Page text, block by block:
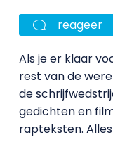
reageer
Als je er klaar
rest van de
de
gedichten en
rapteksten.